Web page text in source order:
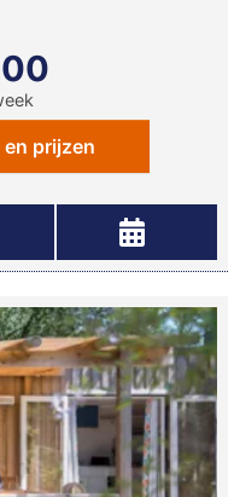
prijzen